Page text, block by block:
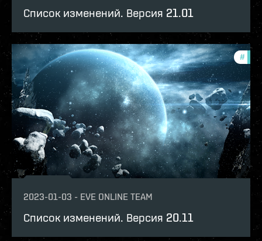
Список изменений. Версия 21.01
#
2023-01-03 - EVE ONLINE TEAM
Список изменений. Версия 20.11